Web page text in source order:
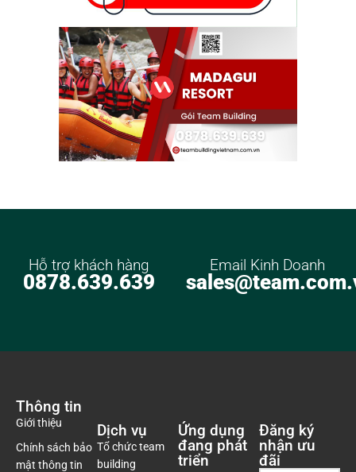
Hỗ trợ khách hàng
0878.639.639
Email Kinh Doanh
Thông tin
Giới thiệu
Chính sách bảo
mật thông tin
Dịch vụ
Tổ chức team
building
Ứng dụng
đang phát
triển
Đăng ký
nhận ưu
đãi